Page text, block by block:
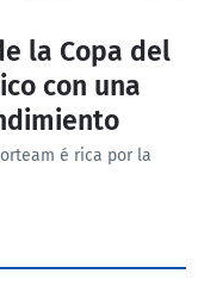
la Copa del
con una
é rica por la